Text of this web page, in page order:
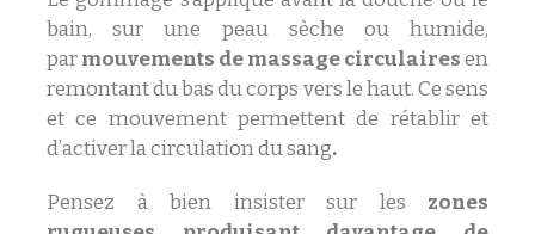
bain, sur une peau sèche ou humide,
parmouvements de massage circulairesen
remontant du bas du corps vers le haut. Ce sens
et ce mouvement permettent de rétablir et
d’activer la circulation du sang.
Pensez à bien insister sur les zones